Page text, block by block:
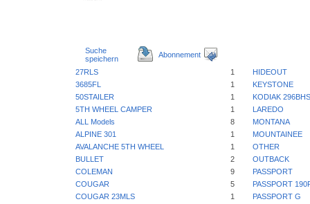
Suche
speichern
Abonnement
27RLS 1
HIDEOUT
3685FL
1
KEYSTONE
50STAILER
1
KODIAK
5TH WHEEL CAMPER
1
LAREDO
ALL Models
8
MONTANA
ALPINE 301
1
MOUNTAINEE
AVALANCHE 5TH WHEEL
1
OTHER
BULLET
2
OUTBACK
COLEMAN
9
PASSPORT
COUGAR
5
PASSPORT
COUGAR 23MLS
1
PASSPORT G